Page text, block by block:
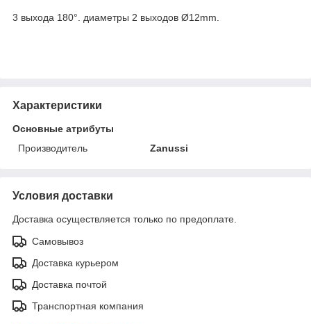
3 выхода 180°. диаметры 2 выходов Ø12mm.
Характеристики
Основные атрибуты
Производитель
Zanussi
Условия доставки
Доставка осуществляется только по предоплате.
Самовывоз
Доставка курьером
Доставка почтой
Транспортная компания